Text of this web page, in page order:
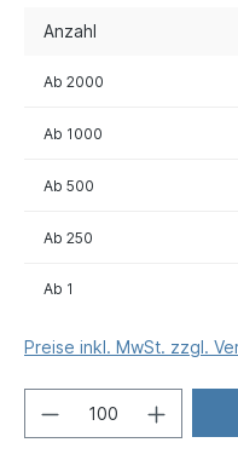
Anzahl
Ab 1
Ab 250
Ab 500
Ab 1000
Ab 2000
Preise inkl. MwSt. zzgl.